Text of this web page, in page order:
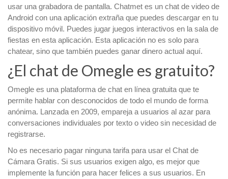
usar una grabadora de pantalla. Chatmet es un chat de video de
Android con una aplicación extraña que puedes descargar en tu
dispositivo móvil. Puedes jugar juegos interactivos en la sala de
fiestas en esta aplicación. Esta aplicación no es solo para
chatear, sino que también puedes ganar dinero actual aquí.
¿El chat de Omegle es gratuito?
Omegle es una plataforma de chat en línea gratuita que te
permite hablar con desconocidos de todo el mundo de forma
anónima. Lanzada en 2009, empareja a usuarios al azar para
conversaciones individuales por texto o video sin necesidad de
registrarse.
No es necesario pagar ninguna tarifa para usar el Chat de
Cámara Gratis. Si sus usuarios exigen algo, es mejor que
implemente la función para hacer felices a sus usuarios. En